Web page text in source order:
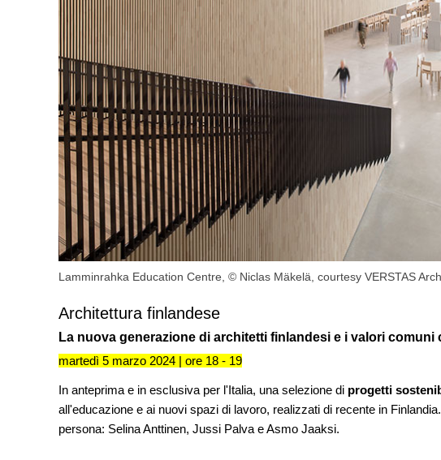
Lamminrahka Education Centre, © Niclas Mäkelä, courtesy VERSTAS
Architettura finlandese
La nuova generazione di architetti finlandesi e i valori comuni
martedì 5 marzo 2024 | ore 18 - 19
In anteprima e in esclusiva per l'Italia, una selezione di progetti
all'educazione e ai nuovi spazi di lavoro, realizzati di recente in
persona: Selina Anttinen, Jussi Palva e Asmo Jaaksi.